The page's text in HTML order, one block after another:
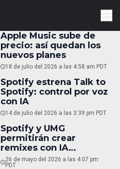
Apple Music sube de
precio: así quedan los
nuevos planes
18 de julio del 2026 a las 4:58 am PDT
Spotify estrena Talk to
Spotify: control por voz
con IA
14 de julio del 2026 a las 3:39 pm PDT
Spotify y UMG
permitirán crear
remixes con IA
autorizada
26 de mayo del 2026 a las 4:07 pm
PDT